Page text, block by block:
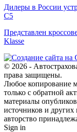
Дилеры в России
C5
Представлен
Klasse
© 2026 -
права защищены.
Любое копирование
только с обратной
материалы
источников и других
авторство
Sign in